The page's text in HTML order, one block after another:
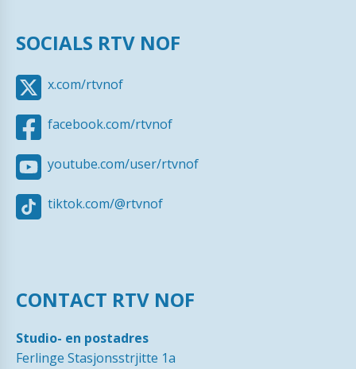
SOCIALS RTV NOF
x.com/rtvnof
facebook.com/rtvnof
youtube.com/user/rtvnof
tiktok.com/@rtvnof
CONTACT RTV NOF
Studio- en postadres
Ferlinge Stasjonsstrjitte 1a